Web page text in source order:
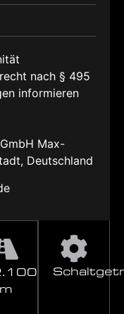
nach § 495
informieren
Max-
Deutschland